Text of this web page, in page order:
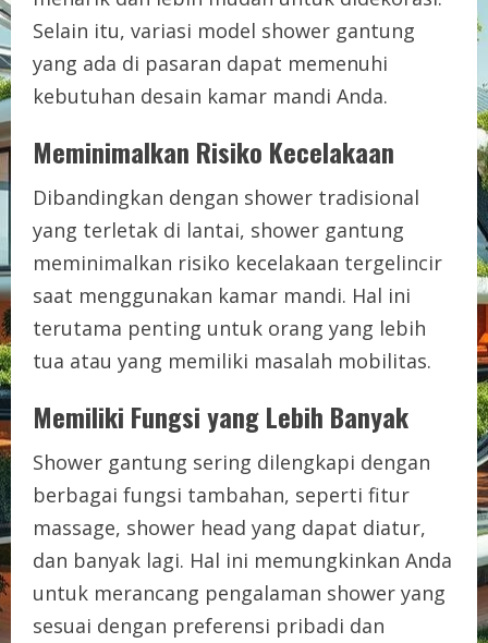
Selain itu, variasi model shower gantung
yang ada di pasaran dapat memenuhi
kebutuhan desain kamar mandi Anda.
Meminimalkan Risiko Kecelakaan
Dibandingkan dengan shower tradisional
yang terletak di lantai, shower gantung
meminimalkan risiko kecelakaan tergelincir
saat menggunakan kamar mandi. Hal ini
terutama penting untuk orang yang lebih
tua atau yang memiliki masalah mobilitas.
Memiliki Fungsi yang Lebih Banyak
Shower gantung sering dilengkapi dengan
berbagai fungsi tambahan, seperti fitur
massage, shower head yang dapat diatur,
dan banyak lagi. Hal ini memungkinkan Anda
untuk merancang pengalaman shower yang
sesuai dengan preferensi pribadi dan